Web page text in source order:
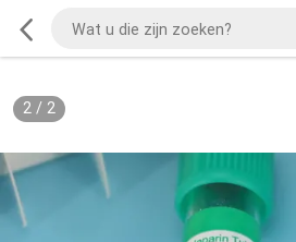
2/ 2